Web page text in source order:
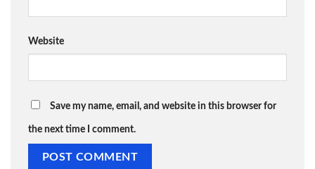
Website
Save my name, email, and website in this browser for
the next time I comment.